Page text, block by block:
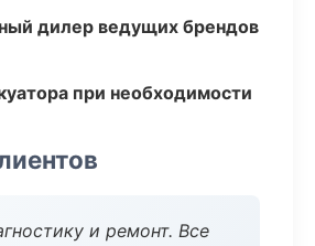
дилер ведущих брендов
при необходимости
и ремонт. Все